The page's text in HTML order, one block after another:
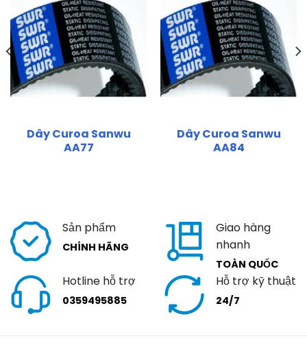
Dây Curoa Sanwu
AA77
Dây Curoa Sanwu
AA84
Sản phẩm
CHÍNH HÃNG
Giao hàng
nhanh
TOÀN QUỐC
Hotline hỗ trợ
0359495885
Hỗ trợ kỹ thuật
24/7